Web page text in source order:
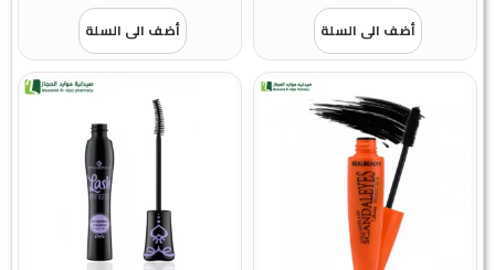
أضف الى السلة
أضف الى السلة